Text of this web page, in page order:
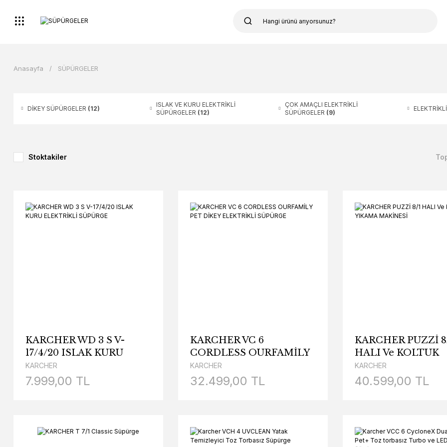
Anasayfa SÜPÜRGELER
DİKEY SÜPÜRGELER (12)
ISLAK VE KURU ELEKTRİKLİ
SÜPÜRGELER (12)
ÇOK AMAÇLI ELEKTRİKLİ
SÜPÜRGELER (9)
Stoktakiler
KARCHER WD 3 S V-
17/4/20 ISLAK KURU
ELEKTRİKLİ SÜPÜRGE
KARCHER
7.999,00 TL
KARCHER VC 6
CORDLESS OURFAMİLY
PET DİKEY ELEKTRİKLİ
SÜPÜRGE
KARCHER
32.499,00 TL
KARCHER PUZZİ
HALI Ve KOLTUK
YIKAMA MAKİNESİ
KARCHER
40.599,00 TL